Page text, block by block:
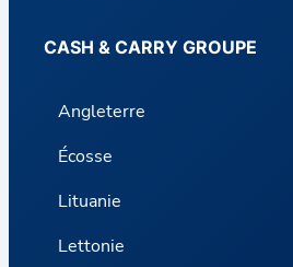
CASH & CARRY GROUPE
Angleterre
Écosse
Lituanie
Lettonie